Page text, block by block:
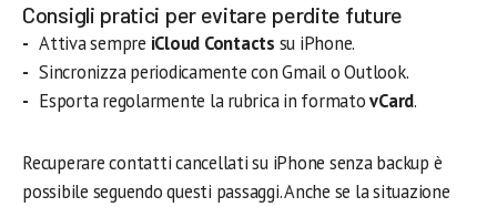
Consigli pratici per evitare perdite future
Attiva sempre iCloud Contacts su iPhone.
Sincronizza periodicamente con Gmail o Outlook.
Esporta regolarmente la rubrica in formatovCard.
Recuperare contatti cancellati su iPhone senza backup è
possibile seguendo questi passaggi. Anche se la situazione